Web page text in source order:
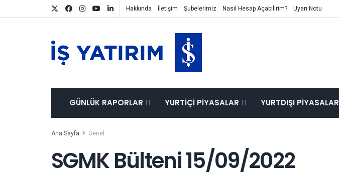
Hakkında İletişim Şubelerimiz Nasıl Hesap Açabilirim? Uyarı Notu
GÜNLÜK RAPORLAR YURTIÇI PIYASALAR YURTDIŞI PIYASALAR
Ana Sayfa Genel
SGMK Bülteni 15/09/2022